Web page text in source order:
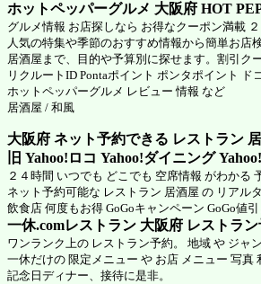
ホットペッパーグルメ 大阪府 HOT
グルメ情報 お店探しなら お得なクーポン満載
人気の特集や季節のおすすめ情報から簡単お店
居酒屋まで、目的や予算別に探せます。割引ク
リクルートID Pontaポイント ポンタポイント
ホットペッパーグルメ レビュー 情報 など
居酒屋 / 和風
大阪府 ネット予約できる レストラン
旧 Yahoo!ロコ Yahoo!ダイニング
２４時間 いつでも どこでも 空席情報 がわかる
ネット予約可能な レストラン 居酒屋 の リアル
飲食店 何度もお得 GoGoキャンペーン GoGo値
一休.comレストラン 大阪府 レストラ
ワンランク上の レストラン予約。 地域 や ジャ
一休だけの 限定メニュー や お店 メニュー 写
記念日ディナー、接待に是非。